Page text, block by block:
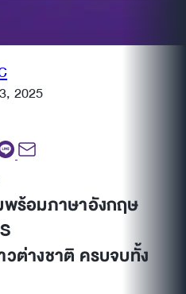
2025
ร้อมภาษาอังกฤษ
ต่างชาติ ครบจบทั้ง